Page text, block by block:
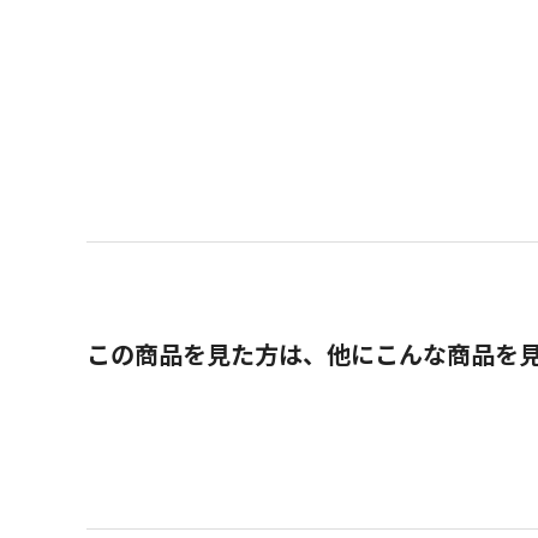
この商品を見た方は、他にこんな商品を